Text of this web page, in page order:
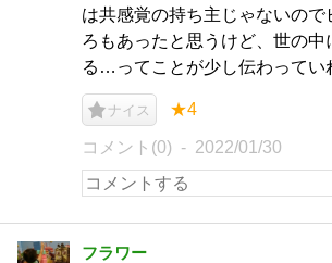
は共感覚の持ち主じゃないので
ろもあったと思うけど、世の中
る…ってことが少し伝わってい
ナイス ★4
コメント(0) 2022/01/30
フラワー